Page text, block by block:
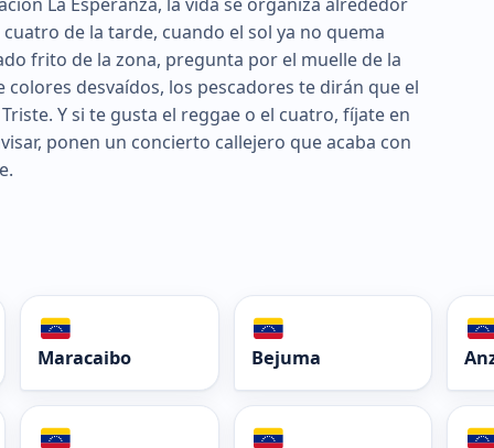
de la tarde, cuando el sol ya no quema
frito de la zona, pregunta por el muelle de la
desvaídos, los pescadores te dirán que el
Y si te gusta el reggae o el cuatro, fíjate en
ponen un concierto callejero que acaba con
Maracaibo Bejuma